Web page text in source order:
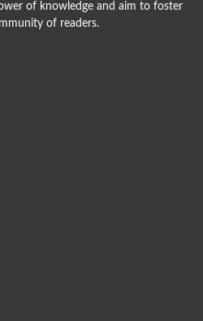
of knowledge and aim to foster
of readers.